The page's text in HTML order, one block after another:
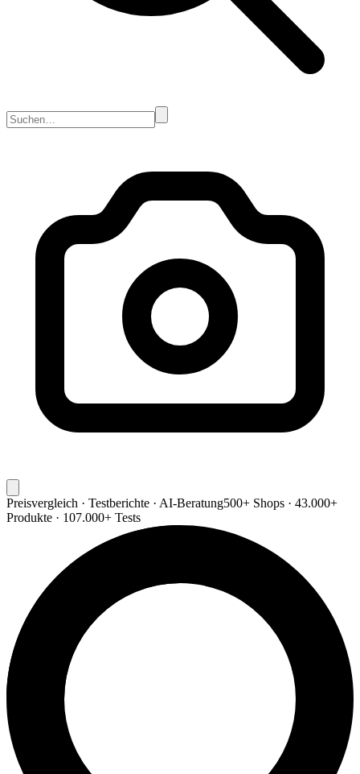
Preisvergleich · Testberichte · AI-Beratung500+ Shops · 43.000+
Produkte · 107.000+ Tests